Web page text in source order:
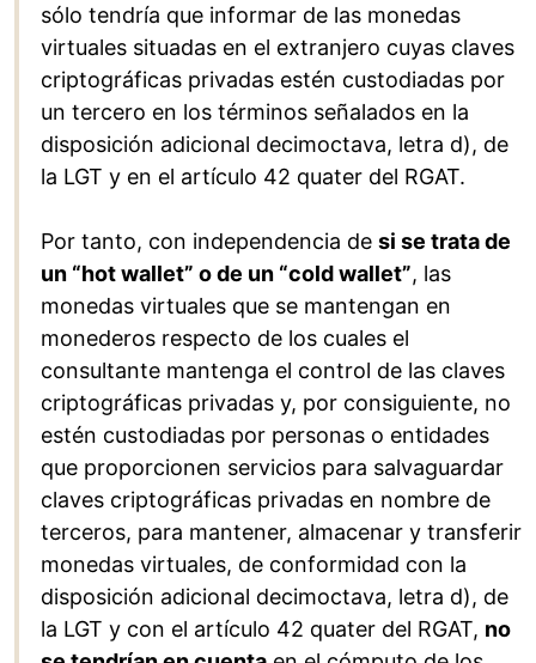
sólo tendría que informar de las monedas
virtuales situadas en el extranjero cuyas claves
criptográficas privadas estén custodiadas por
un tercero en los términos señalados en la
disposición adicional decimoctava, letra d), de
la LGT y en el artículo 42 quater del RGAT.
Por tanto, con independencia de si se trata de
un “hot wallet” o de un “cold wallet”, las
monedas virtuales que se mantengan en
monederos respecto de los cuales el
consultante mantenga el control de las claves
criptográficas privadas y, por consiguiente, no
estén custodiadas por personas o entidades
que proporcionen servicios para salvaguardar
claves criptográficas privadas en nombre de
terceros, para mantener, almacenar y transferir
monedas virtuales, de conformidad con la
disposición adicional decimoctava, letra d), de
la LGT y con el artículo 42 quater del RGAT, no